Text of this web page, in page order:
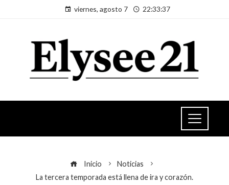
viernes, agosto 7 22:33:37
Inicio
Noticias
La tercera temporada está llena de ira y corazón.